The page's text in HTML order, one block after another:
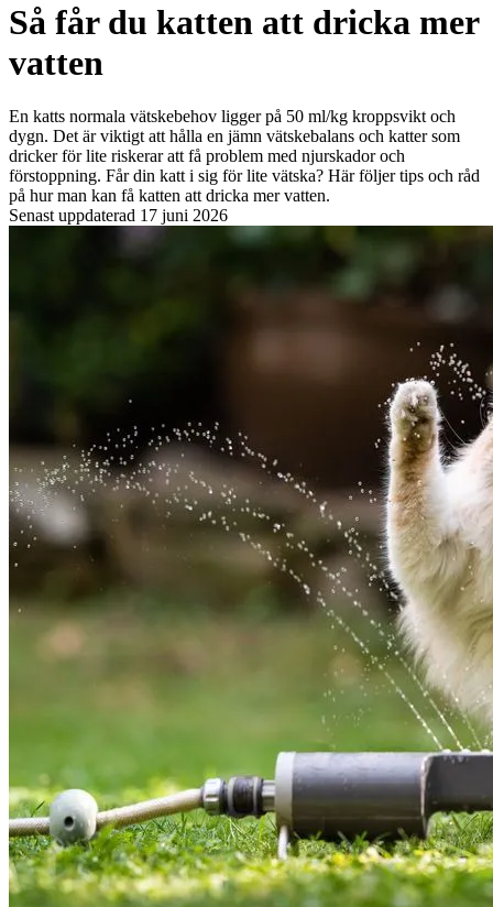
Så får du katten att dricka mer
vatten
En katts normala vätskebehov ligger på 50 ml/kg kroppsvikt och
dygn. Det är viktigt att hålla en jämn vätskebalans och katter som
dricker för lite riskerar att få problem med njurskador och
förstoppning. Får din katt i sig för lite vätska? Här följer tips och råd
på hur man kan få katten att dricka mer vatten.
Senast uppdaterad 17 juni 2026